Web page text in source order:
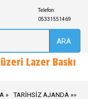
Telefon:
05331551469
ARA
Lazer Baskı
»
TARİHSİZ AJANDA